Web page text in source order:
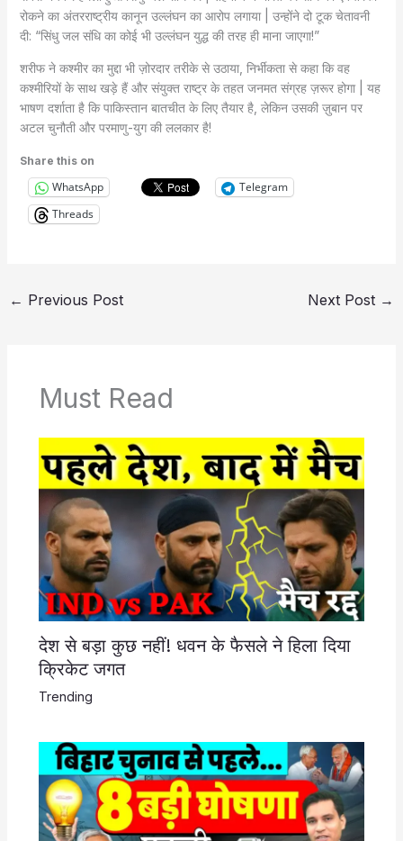
रोकने का अंतरराष्ट्रीय कानून उल्लंघन का आरोप लगाया | उन्होंने दो टूक चेतावनी
दी: “सिंधु जल संधि का कोई भी उल्लंघन युद्ध की तरह ही माना जाएगा!”
शरीफ ने कश्मीर का मुद्दा भी ज़ोरदार तरीके से उठाया, निर्भीकता से कहा कि वह
कश्मीरियों के साथ खड़े हैं और संयुक्त राष्ट्र के तहत जनमत संग्रह ज़रूर होगा | यह
भाषण दर्शाता है कि पाकिस्तान बातचीत के लिए तैयार है, लेकिन उसकी ज़ुबान पर
अटल चुनौती और परमाणु-युग की ललकार है!
Share this on
WhatsApp
Telegram
Threads
← Previous Post Next Post →
Must Read
देश से बड़ा कुछ नहीं! धवन के फैसले ने हिला दिया
क्रिकेट जगत
Trending